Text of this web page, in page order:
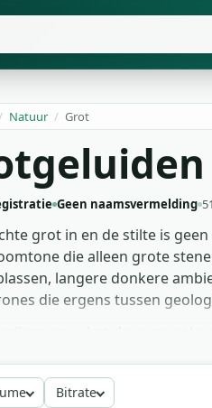
Natuur / Grot
Geen naamsvermelding
grot in en de stilte is
die alleen grote
langere donkere
die ergens tussen
Documentairewerk
gratis als MP3
Bitrate